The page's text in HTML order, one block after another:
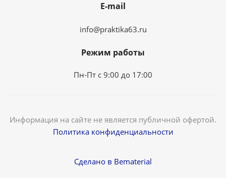
E-mail
info@praktika63.ru
Режим работы
Пн-Пт с 9:00 до 17:00
Информация на сайте не является публичной офертой.
Политика конфиденциальности
Сделано в Bematerial